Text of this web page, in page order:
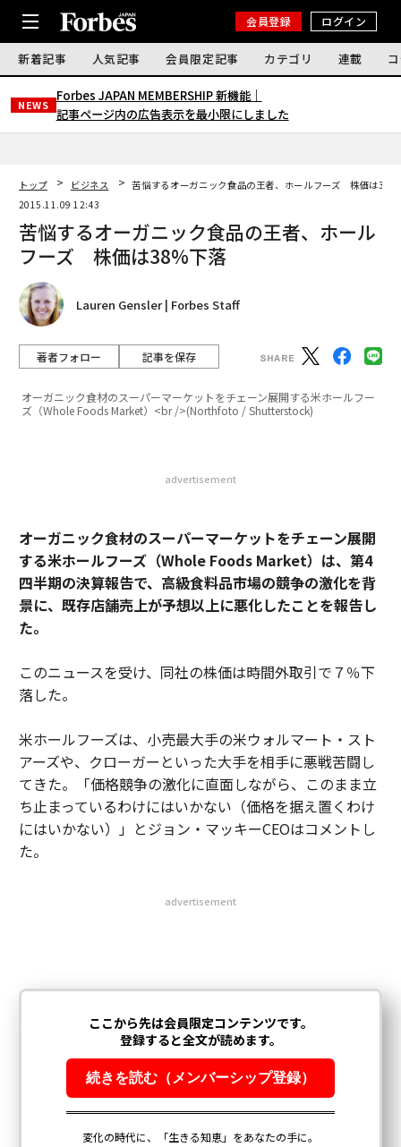
会員登録 ログイン
新着記事 人気記事 会員限定記事 カテゴリ 連載
NEWS
Forbes JAPAN MEMBERSHIP 新機能｜
記事ページ内の広告表示を最小限にしました
トップ ビジネス
苦悩するオーガニック食品の王者、ホールフーズ 株価は
2015.11.09 12:43
苦悩するオーガニック食品の王者、ホール
フーズ 株価は38%下落
Lauren Gensler | Forbes Staff
著者フォロー 記事を保存
オーガニック食材のスーパーマーケットをチェーン展開する米ホールフー
ズ（Whole Foods Market）<br />(Northfoto / Shutterstock)
advertisement
オーガニック食材のスーパーマーケットをチェーン展開
する米ホールフーズ（Whole Foods Market）は、第4
四半期の決算報告で、高級食料品市場の競争の激化を背
景に、既存店舗売上が予想以上に悪化したことを報告し
た。
このニュースを受け、同社の株価は時間外取引で７％下
落した。
米ホールフーズは、小売最大手の米ウォルマート・スト
アーズや、クローガーといった大手を相手に悪戦苦闘し
てきた。「価格競争の激化に直面しながら、このまま立
ち止まっているわけにはいかない（価格を据え置くわけ
にはいかない）」とジョン・マッキーCEOはコメントし
た。
advertisement